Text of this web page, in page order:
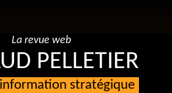
La revue web
PELLETIER
stratégique